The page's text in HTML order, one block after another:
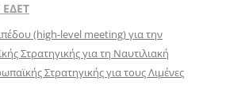
(high-level meeting) για την
Στρατηγικής για τη Ναυτιλιακή
Στρατηγικής για τους Λιμένες